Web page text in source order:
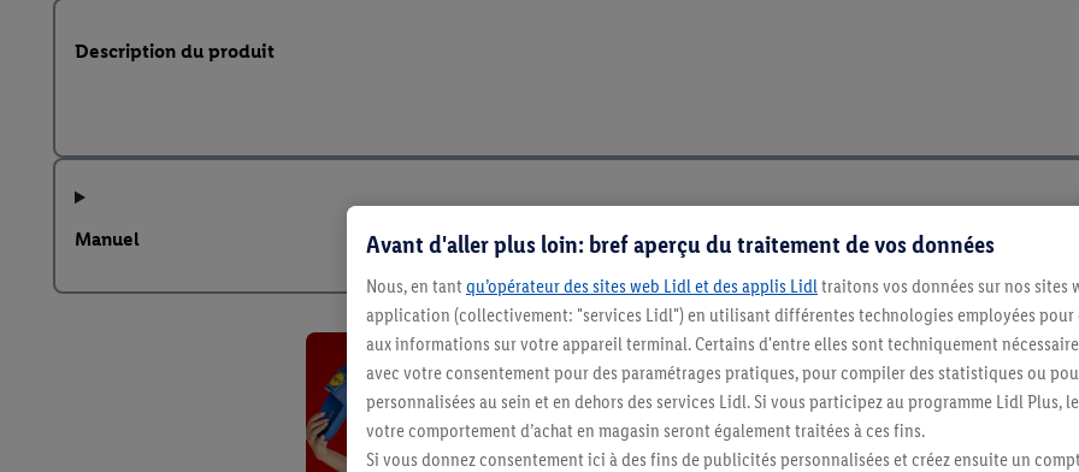
Description du produit
Manuel
Restez au
Abonnez-vous à la newsletter
Avant d'aller plus loin: bref aperçu du traitement de vos données
Nous, en tant qu’opérateur des sites web Lidl et des applis Lidl traitons vos données sur nos sites
application (collectivement: "services Lidl") en utilisant différentes technologies employées pour
aux informations sur votre appareil terminal. Certains d'entre elles sont techniquement
avec votre consentement pour des paramétrages pratiques, pour compiler des statistiques ou
personnalisées au sein et en dehors des services Lidl. Si vous participez au programme Lidl Plus,
votre comportement d’achat en magasin seront également traitées à ces fins.
Si vous donnez consentement ici à des fins de publicités personnalisées et créez ensuite un